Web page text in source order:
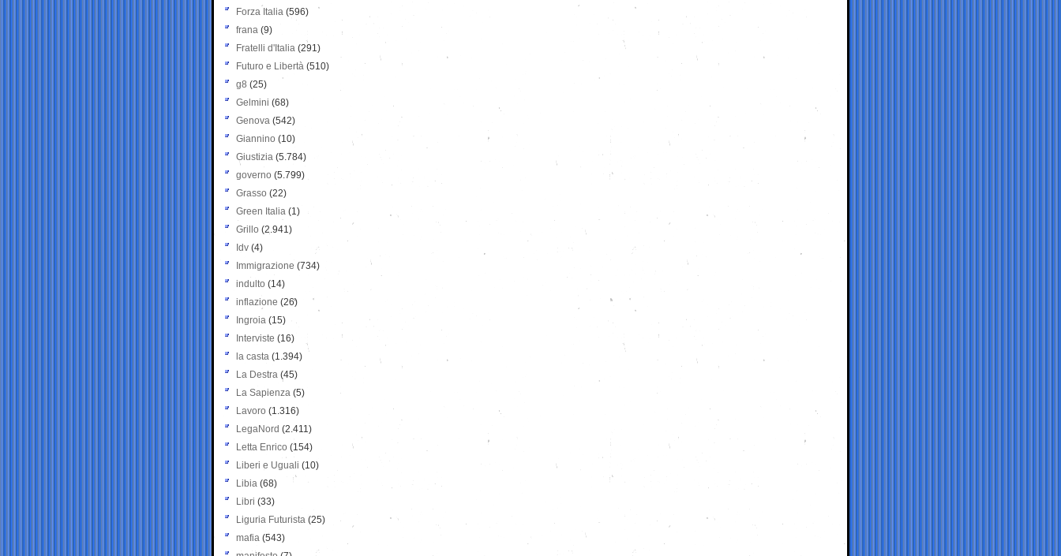
Forza Italia (596)
frana (9)
Fratelli d'Italia (291)
Futuro e Libertà (510)
g8 (25)
Gelmini (68)
Genova (542)
Giannino (10)
Giustizia (5.784)
governo (5.799)
Grasso (22)
Green Italia (1)
Grillo (2.941)
Idv (4)
Immigrazione (734)
indulto (14)
inflazione (26)
Ingroia (15)
Interviste (16)
la casta (1.394)
La Destra (45)
La Sapienza (5)
Lavoro (1.316)
LegaNord (2.411)
Letta Enrico (154)
Liberi e Uguali (10)
Libia (68)
Libri (33)
Liguria Futurista (25)
mafia (543)